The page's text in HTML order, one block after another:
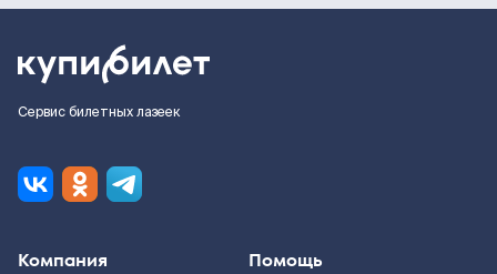
Сервис билетных лазеек
Компания Помощь